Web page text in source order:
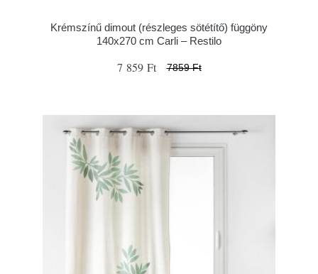
Krémszínű dimout (részleges sötétítő) függöny
140x270 cm Carli – Restilo
7 859 Ft 7859 Ft